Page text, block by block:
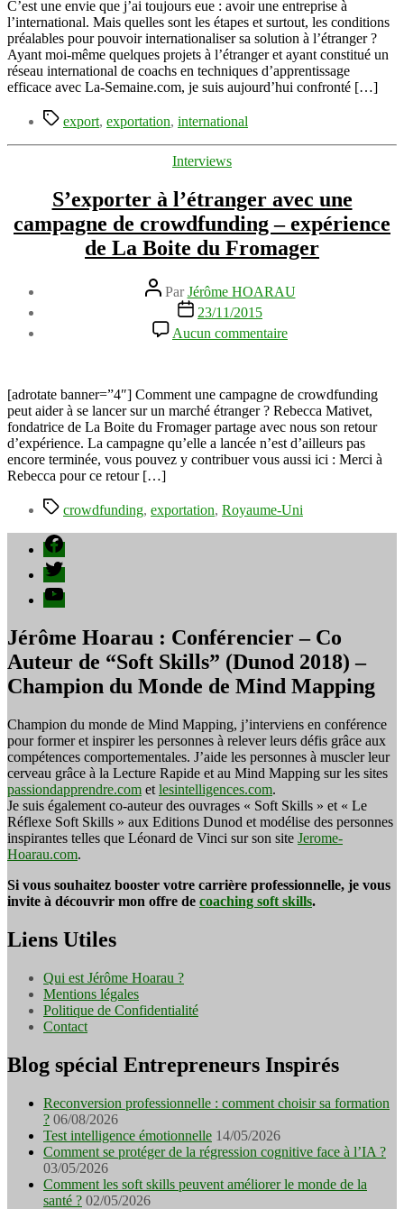
de
sa
solution
à
l’étranger
?
C’est une envie que j’ai toujours eue : avoir une entreprise à
l’international. Mais quelles sont les étapes et surtout, les conditions
préalables pour pouvoir internationaliser sa solution à l’étranger ?
Ayant moi-même quelques projets à l’étranger et ayant constitué un
réseau international de coachs en techniques d’apprentissage
efficace avec La-Semaine.com, je suis aujourd’hui confronté […]
Étiquettes
export, exportation, international
Catégories
Interviews
S’exporter à l’étranger avec une
campagne de crowdfunding – expérience
de La Boite du Fromager
Auteur
de
l’article
ParJérôme HOARAU
Date
l’article
23/11/2015
Aucun commentaire
S’exporter
avec
une
campagne
de
crowdfunding
de
[adrotate banner=”4″] Comment une campagne de crowdfunding
peut aider à se lancer sur un marché étranger ? Rebecca Mativet,
fondatrice de La Boite du Fromager partage avec nous son retour
d’expérience. La campagne qu’elle a lancée n’est d’ailleurs pas
encore terminée, vous pouvez y contribuer vous aussi ici : Merci à
Rebecca pour ce retour […]
Étiquettes
crowdfunding, exportation, Royaume-Uni
Facebook
Twitter
YouTube
Jérôme Hoarau : Conférencier – Co
Auteur de “Soft Skills” (Dunod 2018) –
Champion du Monde de Mind Mapping
Champion du monde de Mind Mapping, j’interviens en conférence
pour former et inspirer les personnes à relever leurs défis grâce aux
compétences comportementales. J’aide les personnes à muscler leur
cerveau grâce à la Lecture Rapide et au Mind Mapping sur les sites
passiondapprendre.com et lesintelligences.com.
Je suis également co-auteur des ouvrages « Soft Skills » et « Le
Réflexe Soft Skills » aux Editions Dunod et modélise des personnes
inspirantes telles que Léonard de Vinci sur son site Jerome-
Hoarau.com.
Si vous souhaitez booster votre carrière professionnelle, je vous
invite à découvrir mon offre de coaching soft skills.
Liens Utiles
Qui est Jérôme Hoarau ?
Mentions légales
Politique de Confidentialité
Contact
Blog spécial Entrepreneurs Inspirés
Reconversion professionnelle : comment choisir sa formation
? 06/08/2026
Test intelligence émotionnelle 14/05/2026
Comment se protéger de la régression cognitive face à l’IA ?
03/05/2026
Comment les soft skills peuvent améliorer le monde de la
santé ? 02/05/2026